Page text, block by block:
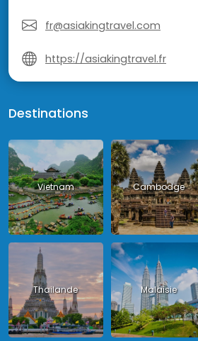
fr@asiakingtravel.com
https://asiakingtravel.fr
Destinations
Vietnam Cambodge
Thailande Malaisie